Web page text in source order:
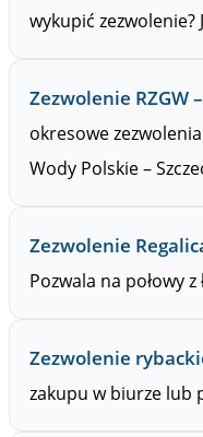
wykupić zezwolenie?
Zezwolenie RZGW
okresowe
Wody Polskie –
Zezwolenie
Pozwala na połowy
Zezwolenie
zakupu w biurze lub